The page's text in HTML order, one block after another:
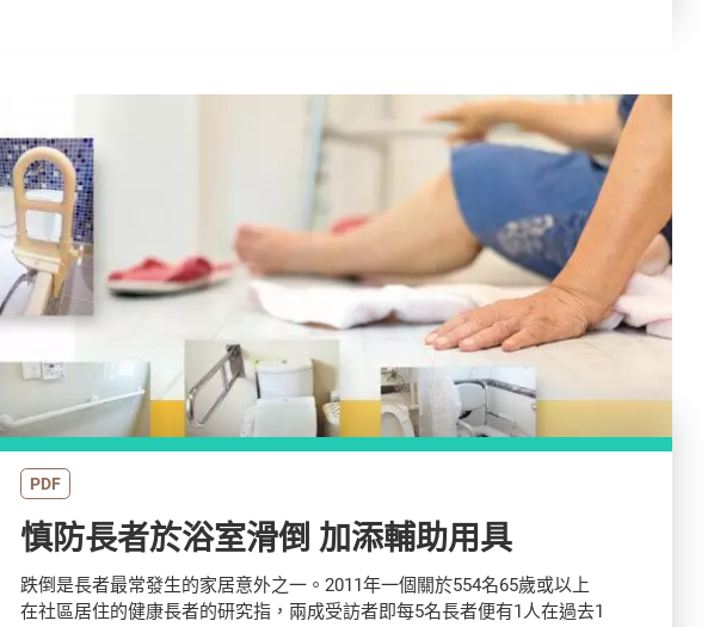
PDF
慎防長者於浴室滑倒 加添輔助用具
跌倒是長者最常發生的家居意外之一。2011年一個關於554名65歲或以上
在社區居住的健康長者的研究指，兩成受訪者即每5名長者便有1人在過去1